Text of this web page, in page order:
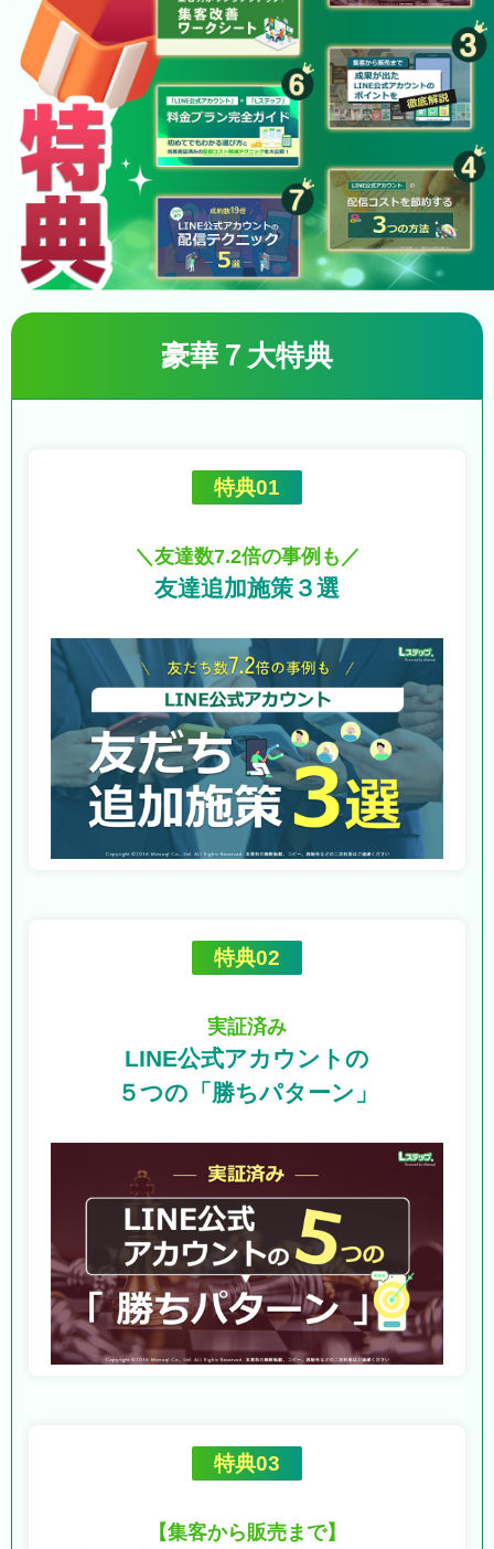
豪華７大特典
特典01
＼友達数7.2倍の事例も／
友達追加施策３選
特典02
実証済み
LINE公式アカウントの
５つの「勝ちパターン」
特典03
【集客から販売まで】